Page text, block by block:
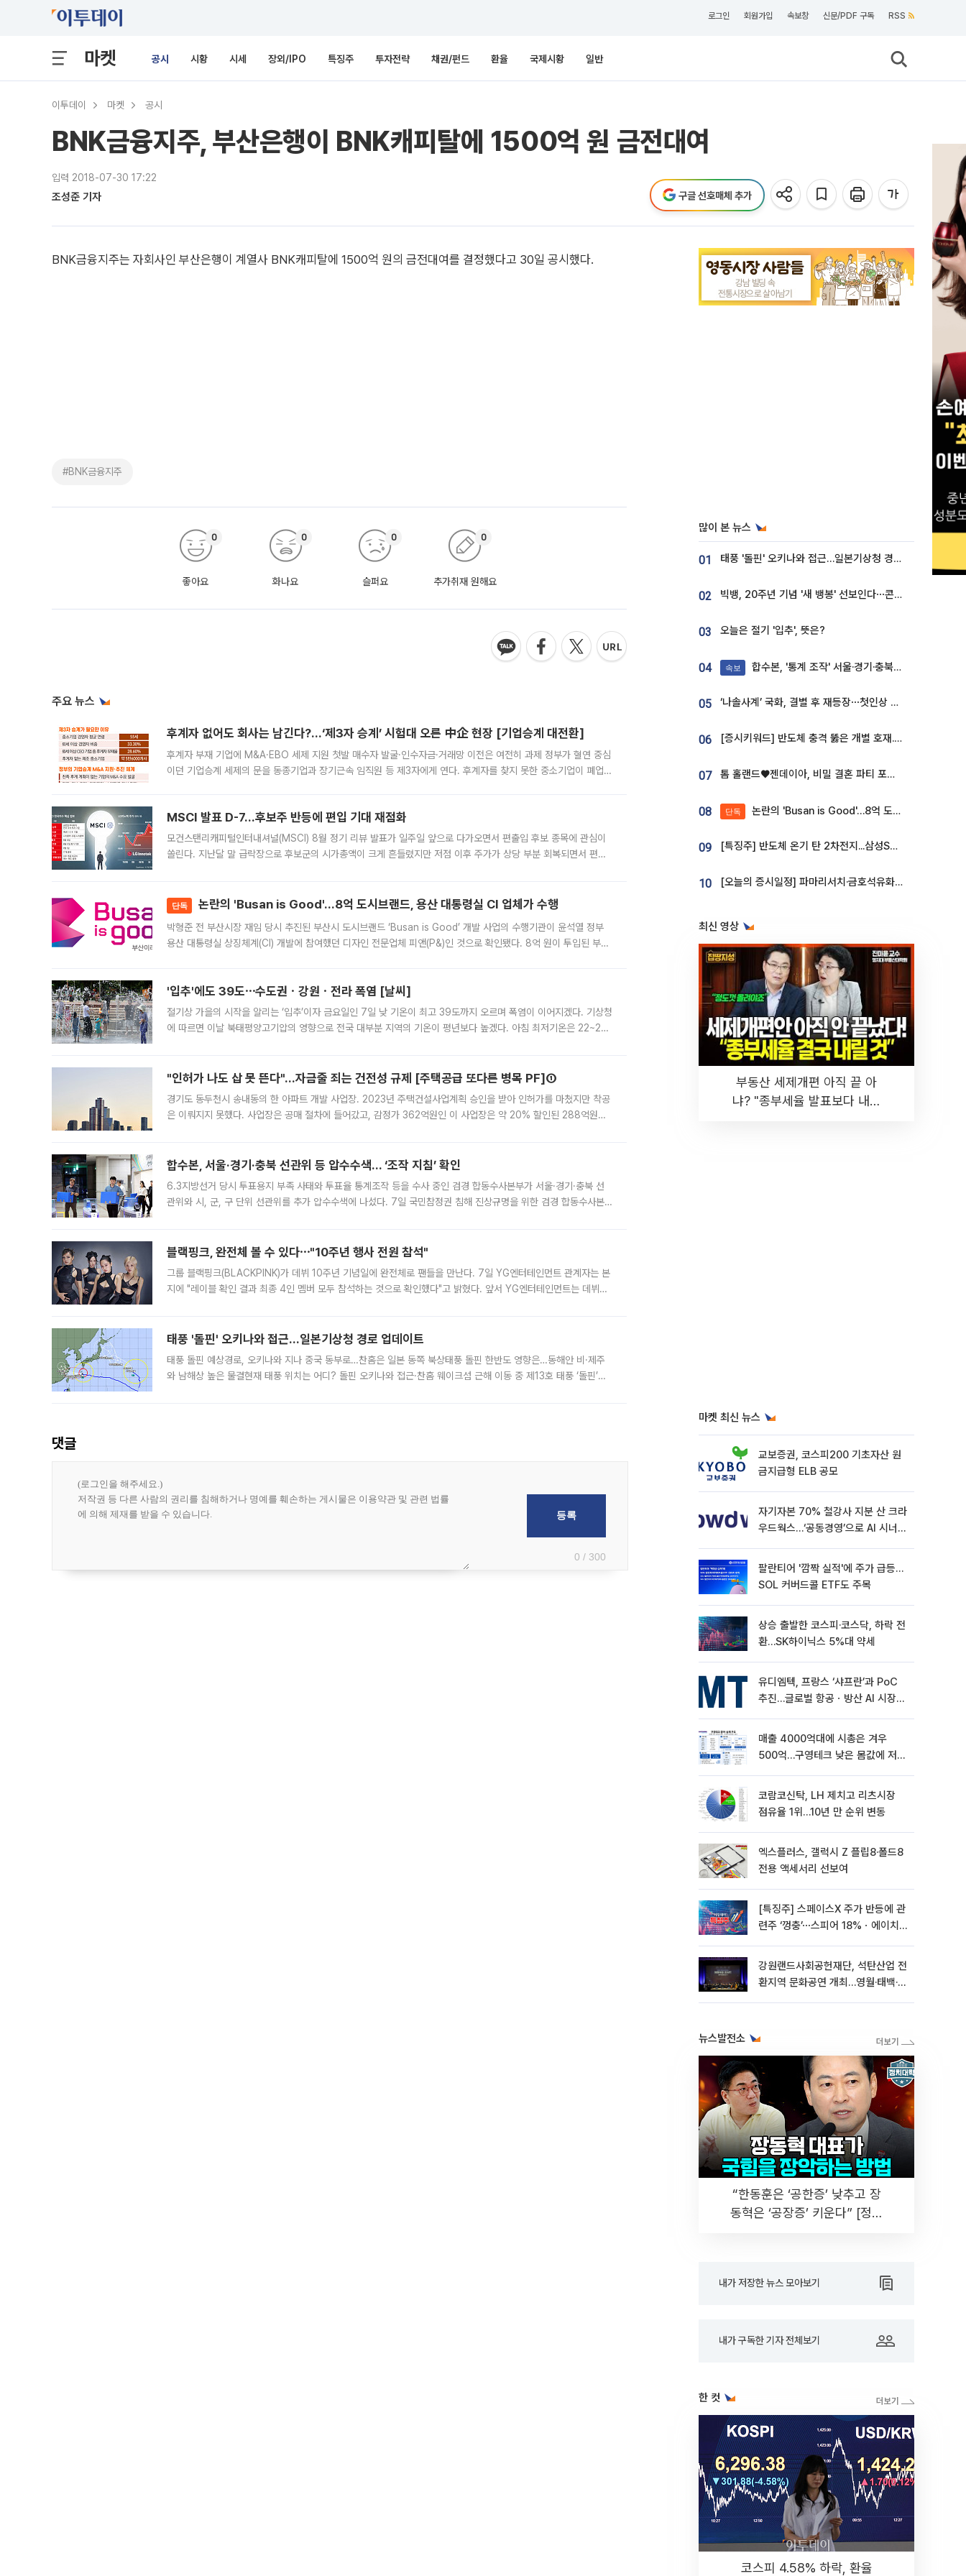
로그인 회원가입 속보창 신문/PDF 구독 RSS
마켓 공시 시황 시세 장외/IPO 특징주 투자전략 채권/펀드 환율 국제시황 일반
이투데이 마켓 공시
BNK금융지주, 부산은행이 BNK캐피탈에 1500억 원 금전대여
입력 2018-07-30 17:22
조성준 기자 구글 선호매체 추가
BNK금융지주는 자회사인 부산은행이 계열사 BNK캐피탈에 1500억 원의 금전대여를 결정했다고 30일 공시했다.
#BNK금융지주
좋아요
0
화나요
0
슬퍼요
0
추가취재 원해요
0
주요 뉴스
후계자 없어도 회사는 남긴다?…‘제3자 승계’ 시험대 오른 中企 현장 [기업승계 대전환]
후계자 부재 기업에 M&A·EBO 세제 지원 첫발 매수자 발굴·인수자금·거래망 이전은 여전히 과제 정부가 혈연 중심
이던 기업승계 세제의 문을 동종기업과 장기근속 임직원 등 제3자에게 연다. 후계자를 찾지 못한 중소기업이 폐업
MSCI 발표 D-7…후보주 반등에 편입 기대 재점화
모건스탠리캐피털인터내셔널(MSCI) 8월 정기 리뷰 발표가 일주일 앞으로 다가오면서 편출입 후보 종목에 관심이
쏠린다. 지난달 말 급락장으로 후보군의 시가총액이 크게 흔들렸지만 저점 이후 주가가 상당 부분 회복되면서 편입
단독 논란의 'Busan is Good'…8억 도시브랜드, 용산 대통령실 CI 업체가 수행
박형준 전 부산시장 재임 당시 추진된 부산시 도시브랜드 ‘Busan is Good’ 개발 사업의 수행기관이 윤석열 정부
용산 대통령실 상징체계(CI) 개발에 참여했던 디자인 전문업체 피앤(P&)인 것으로 확인됐다. 8억 원이 투입된 부산
'입추'에도 39도⋯수도권ㆍ강원ㆍ전라 폭염 [날씨]
절기상 가을의 시작을 알리는 ‘입추’이자 금요일인 7일 낮 기온이 최고 39도까지 오르며 폭염이 이어지겠다. 기상청
에 따르면 이날 북태평양고기압의 영향으로 전국 대부분 지역의 기온이 평년보다 높겠다. 아침 최저기온은 22~27
"인허가 나도 삽 못 뜬다"…자금줄 죄는 건전성 규제 [주택공급 또다른 병목 PF]①
경기도 동두천시 송내동의 한 아파트 개발 사업장. 2023년 주택건설사업계획 승인을 받아 인허가를 마쳤지만 착공
은 이뤄지지 못했다. 사업장은 공매 절차에 들어갔고, 감정가 362억원인 이 사업장은 약 20% 할인된 288억원에
합수본, 서울·경기·충북 선관위 등 압수수색… ‘조작 지침’ 확인
6.3지방선거 당시 투표용지 부족 사태와 투표율 통계조작 등을 수사 중인 검경 합동수사본부가 서울·경기·충북 선
관위와 시, 군, 구 단위 선관위를 추가 압수수색에 나섰다. 7일 국민참정권 침해 진상규명을 위한 검경 합동수사본
블랙핑크, 완전체 볼 수 있다⋯"10주년 행사 전원 참석"
그룹 블랙핑크(BLACKPINK)가 데뷔 10주년 기념일에 완전체로 팬들을 만난다. 7일 YG엔터테인먼트 관계자는 본
지에 "레이블 확인 결과 최종 4인 멤버 모두 참석하는 것으로 확인했다"고 밝혔다. 앞서 YG엔터테인먼트는 데뷔
태풍 '돌핀' 오키나와 접근…일본기상청 경로 업데이트
태풍 돌핀 예상경로, 오키나와 지나 중국 동부로…찬홈은 일본 동쪽 북상태풍 돌핀 한반도 영향은…동해안 비·제주
와 남해상 높은 물결현재 태풍 위치는 어디? 돌핀 오키나와 접근·찬홈 웨이크섬 근해 이동 중 제13호 태풍 ‘돌핀’이
댓글
0 / 300
많이 본 뉴스
01 태풍 '돌핀' 오키나와 접근…일본기상청 경로 업데이트
02 빅뱅, 20주년 기념 '새 뱅봉' 선보인다⋯콘서트 앞두고 팝업 개최
03 오늘은 절기 '입추', 뜻은?
04 속보 합수본, '통계 조작' 서울·경기·충북 선관위 등 추가 압수수색
05 ‘나솔사계’ 국화, 결별 후 재등장⋯첫인상 투표 휩쓸고 ‘인기녀’ 등극
06 [증시키워드] 반도체 충격 뚫은 개별 호재...포스코퓨처엠·에코프로·한화솔루션 '눈길'
07 톰 홀랜드♥젠데이아, 비밀 결혼 파티 포착⋯호텔 대관비만 9억
08 단독 논란의 'Busan is Good'…8억 도시브랜드, 용산 대통령실 CI 업체가 수행
09 [특징주] 반도체 온기 탄 2차전지...삼성SDI, 장 초반 7% 넘게 껑충
10 [오늘의 증시일정] 파마리서치·금호석유화학·코오롱인더·상상인증권 등
최신 영상
부동산 세제개편 아직 끝 아
냐? "종부세율 발표보다 내릴
마켓 최신 뉴스
교보증권, 코스피200 기초자산 원
금지급형 ELB 공모
자기자본 70% 철강사 지분 산 크라
우드웍스…‘공동경영’으로 AI 시너지
팔란티어 '깜짝 실적'에 주가 급등…
SOL 커버드콜 ETF도 주목
상승 출발한 코스피·코스닥, 하락 전
환…SK하이닉스 5%대 약세
유디엠텍, 프랑스 ‘샤프란’과 PoC
추진…글로벌 항공ㆍ방산 AI 시장
매출 4000억대에 시총은 겨우
500억…구영테크 낮은 몸값에 저가
코람코신탁, LH 제치고 리츠시장
점유율 1위…10년 만 순위 변동
엑스플러스, 갤럭시 Z 플립8·폴드8
전용 액세서리 선보여
[특징주] 스페이스X 주가 반등에 관
련주 ‘껑충’⋯스피어 18%ㆍ에이치
강원랜드사회공헌재단, 석탄산업 전
환지역 문화공연 개최…영월·태백·삼
뉴스발전소
“한동훈은 ‘공한증’ 낮추고 장
동혁은 ‘공장증’ 키운다” [정치
내가 저장한 뉴스 모아보기
내가 구독한 기자 전체보기
한 컷
코스피 4.58% 하락, 환율